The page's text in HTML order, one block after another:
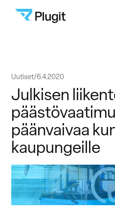
Siirry
Plugit
Latausverkosto
Sisällöt
Yritys
B2B-asiakastuki
Uutiset 6.4.2020
Julkisen
päänvaivaa
kaupungeille